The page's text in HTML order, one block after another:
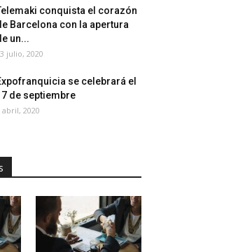
conquista el corazón
Barcelona con la apertura
un...
julio, 2020
se celebrará el
de septiembre
abril, 2020